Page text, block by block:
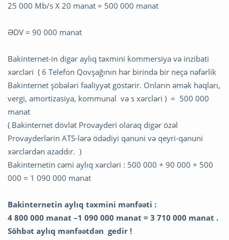
25 000 Mb/s X 20 manat = 500 000 manat
ƏDV = 90 000 manat
Bakinternet-in digər aylıq təxmini kommersiya və inzibati
xərcləri ( 6 Telefon Qovşağının hər birində bir neçə nəfərlik
Bakinternet şöbələri fəaliyyət göstərir. Onların əmək haqları,
vergi, amortizasiya, kommunal və s xərcləri ) = 500 000
manat
( Bakinternet dövlət Provayderi olaraq digər özəl
Provayderlərin ATS-lərə ödədiyi qanuni və qeyri-qanuni
xərclərdən azaddır. )
Bakinternetin cəmi aylıq xərcləri : 500 000 + 90 000 + 500
000 = 1 090 000 manat
Bakinternetin aylıq təxmini mənfəəti :
4 800 000 manat –1 090 000 manat = 3 710 000 manat .
Söhbət aylıq mənfəətdən gedir !